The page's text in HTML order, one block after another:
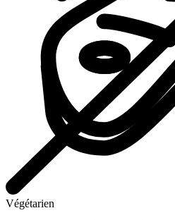
Végétarien